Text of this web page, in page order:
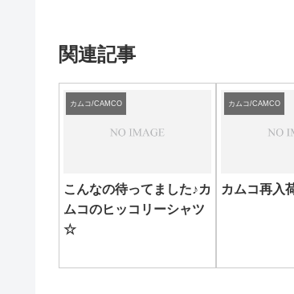
関連記事
カムコ/CAMCO
こんなの待ってました♪カ
ムコのヒッコリーシャツ
☆
カムコ/CAMCO
カムコ再入